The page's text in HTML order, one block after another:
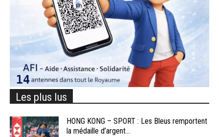
Les plus lus
HONG KONG – SPORT : Les Bleus remportent
la médaille d’argent...